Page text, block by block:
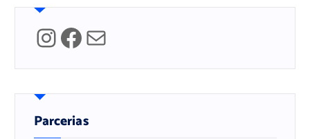
InstagramFacebook Mail
Parcerias